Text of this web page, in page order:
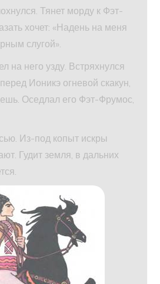
Тянет морду к Фэт-
хочет: «Надень на меня
слугой».
на него узду. Встряхнулся
Ионикэ огневой скакун,
Оседлал его Фэт-Фрумос,
Из-под копыт искры
Гудит земля, в дальних